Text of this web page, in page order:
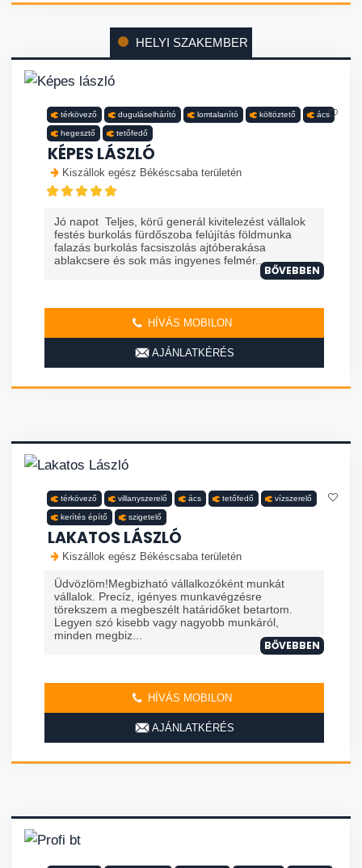
HELYI SZAKEMBER
térkövező duguláselhárító lomtalanító költöztető ács
hegesztő tetőfedő
KÉPES LÁSZLÓ
Kiszállok egész Békéscsaba területén
Jó napot Teljes, körű generál kivitelezést vállalok
festés burkolás fürdőszoba felújítás földmunka
falazás burkolás facsiszolás ajtóberakása
ablakcsere és sok más ingyenes felmér...
BŐVEBBEN
HÍVÁS MOBILON
AJÁNLATKÉRÉS
térkövező villanyszerelő ács tetőfedő vízszerelő
kerítés építő szigetelő
LAKATOS LÁSZLÓ
Kiszállok egész Békéscsaba területén
Üdvözlöm!Megbizható vállalkozóként munkát
vállalok. Precíz, igényes munkavégzésre
törekszem a megbeszélt határidőket betartom.
Legyen szó kisebb vagy nagyobb munkáról,
minden megbiz...
BŐVEBBEN
HÍVÁS MOBILON
AJÁNLATKÉRÉS